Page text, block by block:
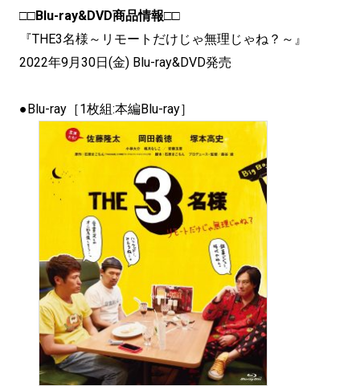
□□Blu-ray&DVD商品情報□□
『THE3名様～リモートだけじゃ無理じゃね？～』
2022年9月30日(金) Blu-ray&DVD発売
●Blu-ray［1枚組:本編Blu-ray］